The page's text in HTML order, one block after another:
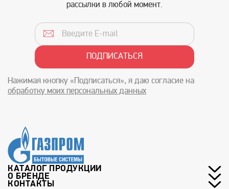
рассылки в любой момент.
Нажимая кнопку «Подписаться», я даю согласие на
обработку моих персональных данных
КАТАЛОГ ПРОДУКЦИИ
О БРЕНДЕ
КОНТАКТЫ